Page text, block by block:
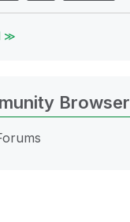
≫
Browser